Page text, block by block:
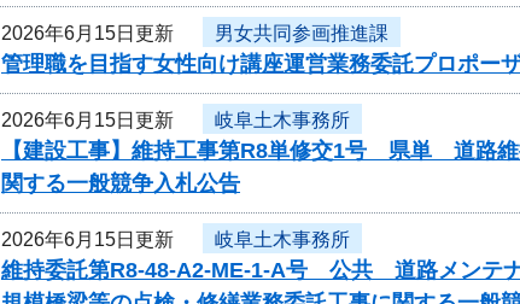
2026年6月15日更新 男女共同参画推進課
管理職を目指す女性向け講座運営業務委託プロポー
2026年6月15日更新 岐阜土木事務所
【建設工事】維持工事第R8単修交1号 県単 道路
関する一般競争入札公告
2026年6月15日更新 岐阜土木事務所
維持委託第R8-48-A2-ME-1-A号 公共 道路メンテ